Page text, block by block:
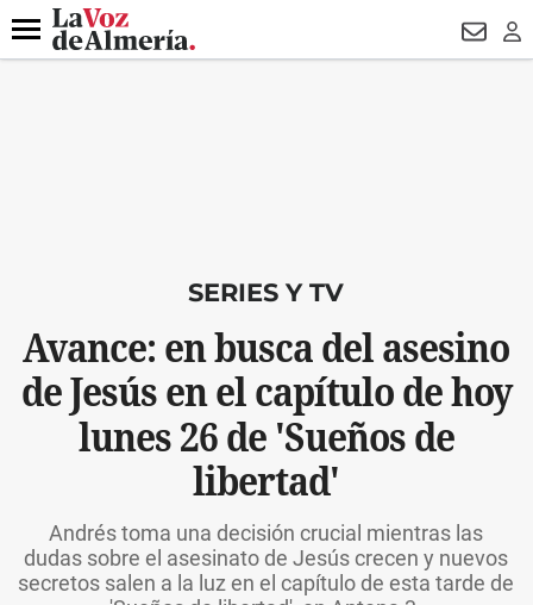
DESTACADO
Menú
SERIES Y TV
Avance: en busca del asesino
de Jesús en el capítulo de hoy
lunes 26 de 'Sueños de
libertad'
Andrés toma una decisión crucial mientras las
dudas sobre el asesinato de Jesús crecen y nuevos
secretos salen a la luz en el capítulo de esta tarde de